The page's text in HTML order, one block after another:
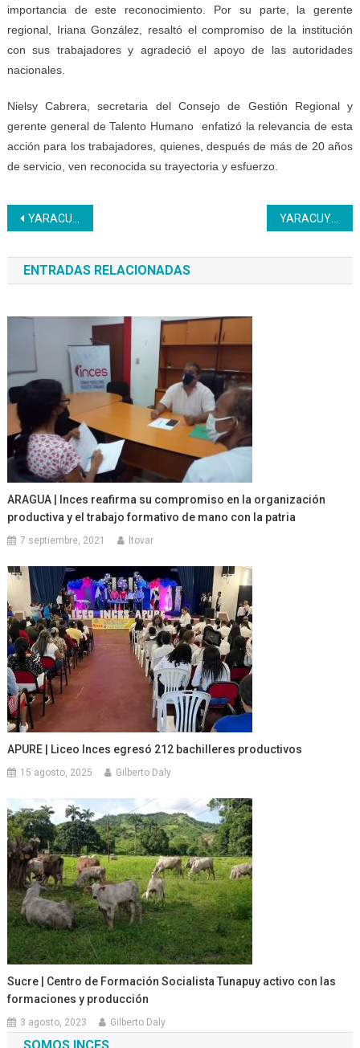
importancia de este reconocimiento. Por su parte, la gerente
regional, Iriana González, resaltó el compromiso de la institución
con sus trabajadores y agradeció el apoyo de las autoridades
nacionales.
Nielsy Cabrera, secretaria del Consejo de Gestión Regional y
gerente general de Talento Humano enfatizó la relevancia de esta
acción para los trabajadores, quienes, después de más de 20 años
de servicio, ven reconocida su trayectoria y esfuerzo.
Navegación
de
entradas
YARACUY | Inces entregó 70 certificados a oficiales de seguridad de empresa privada YARACUY | Trabajadores del Inces son honrados al recibir ascenso y titularidad de cargos
ENTRADAS RELACIONADAS
ARAGUA | Inces reafirma su compromiso en la organización
productiva y el trabajo formativo de mano con la patria
7 septiembre, 2021 ltovar
APURE | Liceo Inces egresó 212 bachilleres productivos
15 agosto, 2025 Gilberto Daly
Sucre | Centro de Formación Socialista Tunapuy activo con las
formaciones y producción
3 agosto, 2023 Gilberto Daly